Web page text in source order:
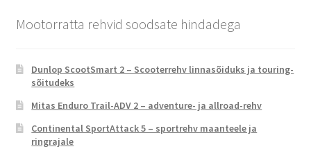
Mootorratta rehvid soodsate hindadega
Dunlop ScootSmart 2 – Scooterrehv linnasõiduks ja touring-
sõitudeks
Mitas Enduro Trail-ADV 2 – adventure- ja allroad-rehv
Continental SportAttack 5 – sportrehv maanteele ja
ringrajale